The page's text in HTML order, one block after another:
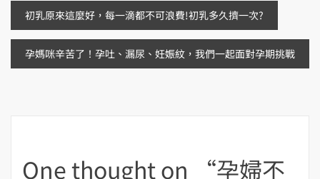
文
章
初乳原來這麼好，每一滴都不可浪費!初乳多久擠一次?
孕媽咪辛苦了！孕吐、漏尿、妊娠紋，我們一起面對孕期挑戰
One thought on “孕婦不